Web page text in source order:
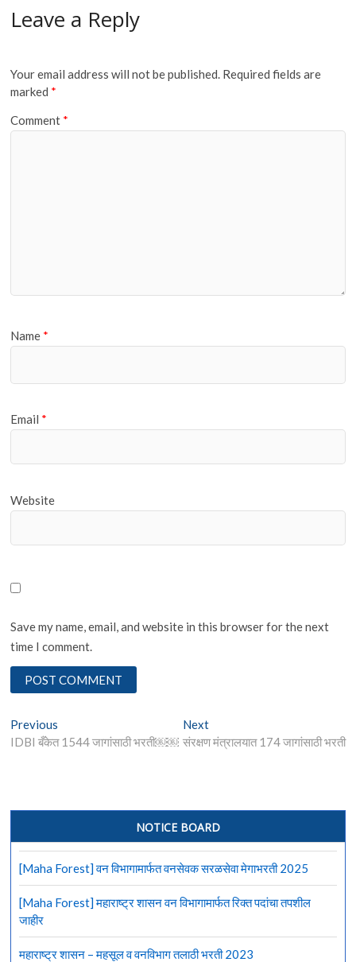
Leave a Reply
Your email address will not be published. Required fields are
marked *
Comment *
Name *
Email *
Website
Save my name, email, and website in this browser for the next
time I comment.
Post
navigation
Previous
post:
IDBI बँकेत 1544 जागांसाठी भरती￼￼
NextNext
post:
संरक्षण मंत्रालयात 174 जागांसाठी भरती
NOTICE BOARD
[Maha Forest] वन विभागामार्फत वनसेवक सरळसेवा मेगाभरती 2025
[Maha Forest] महाराष्ट्र शासन वन विभागामार्फत रिक्त पदांचा तपशील
जाहीर
महाराष्ट्र शासन – महसूल व वनविभाग तलाठी भरती 2023